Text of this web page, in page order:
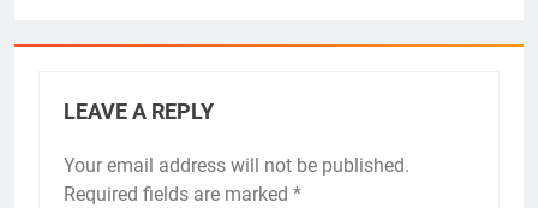
LEAVE A REPLY
Your email address will not be published.
Required fields are marked *